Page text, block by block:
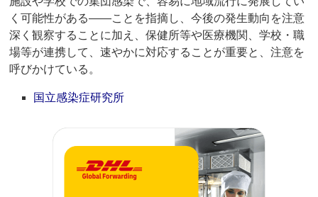
く可能性がある――ことを指摘し、今後の発生動向を注意
深く観察することに加え、保健所等や医療機関、学校・職
場等が連携して、速やかに対応することが重要と、注意を
呼びかけている。
国立感染症研究所